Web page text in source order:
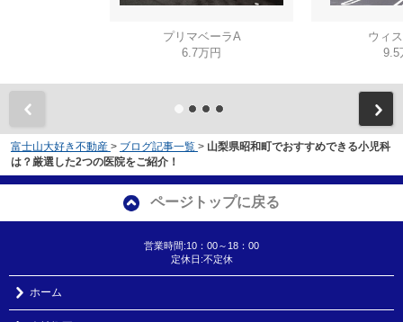
プリマベーラA
6.7万円
ウィ
9.5
富士山大好き不動産 > ブログ記事一覧 > 山梨県昭和町でおすすめできる小児科
は？厳選した2つの医院をご紹介！
ページトップに戻る
営業時間:10：00～18：00
定休日:不定休
ホーム